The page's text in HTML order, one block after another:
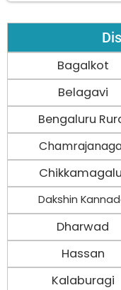
Bagalkot
Belagavi
Bengaluru
Dakshin
Dharwad
Hassan
Kalaburagi